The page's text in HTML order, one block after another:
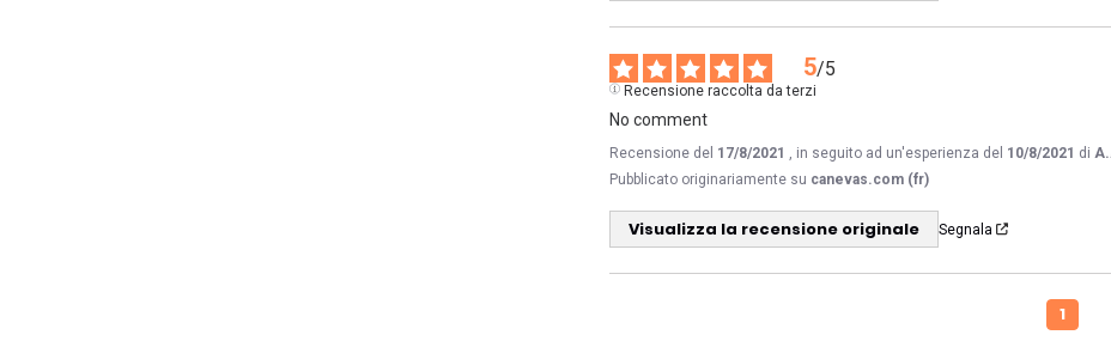
5/5
Recensione raccolta da terzi
No comment
Recensione del 17/8/2021 , in seguito ad un'esperienza del 10/8/2021 di
Pubblicato originariamente su canevas.com (fr)
Visualizza la recensione originale Segnala
1